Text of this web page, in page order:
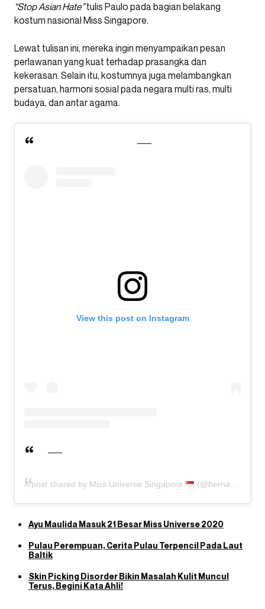
“Stop Asian Hate”tulis Paulo pada bagian belakang
kostum nasional Miss Singapore.
Lewat tulisan ini, mereka ingin menyampaikan pesan
perlawanan yang kuat terhadap prasangka dan
kekerasan. Selain itu, kostumnya juga melambangkan
persatuan, harmoni sosial pada negara multi ras, multi
budaya, dan antar agama.
View this post on Instagram
A post shared by Miss Universe Singapore (@bernadettebelle)
Ayu Maulida Masuk 21 Besar Miss Universe 2020
Pulau Perempuan, Cerita Pulau Terpencil Pada Laut
Baltik
Skin Picking Disorder Bikin Masalah Kulit Muncul
Terus, Begini Kata Ahli!